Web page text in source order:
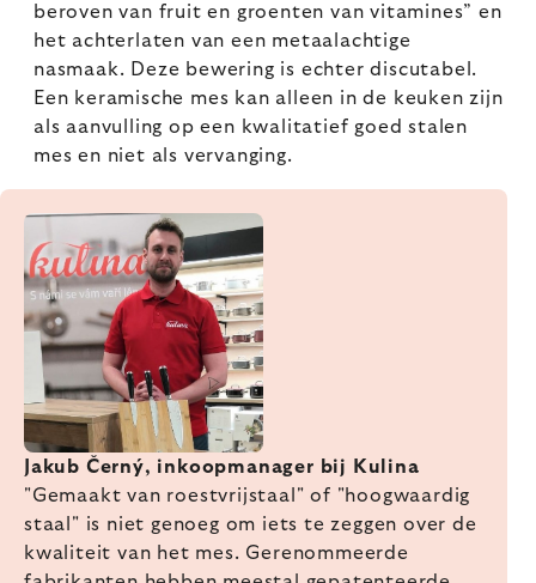
beroven van fruit en groenten van vitamines” en
het achterlaten van een metaalachtige
nasmaak. Deze bewering is echter discutabel.
Een keramische mes kan alleen in de keuken zijn
als aanvulling op een kwalitatief goed stalen
mes en niet als vervanging.
Jakub Černý, inkoopmanager bij Kulina
"Gemaakt van roestvrijstaal" of "hoogwaardig
staal" is niet genoeg om iets te zeggen over de
kwaliteit van het mes. Gerenommeerde